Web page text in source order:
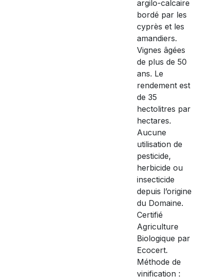
argilo-calcaire
bordé par les
cyprès et les
amandiers.
Vignes âgées
de plus de 50
ans. Le
rendement est
de 35
hectolitres par
hectares.
Aucune
utilisation de
pesticide,
herbicide ou
insecticide
depuis l’origine
du Domaine.
Certifié
Agriculture
Biologique par
Ecocert.
Méthode de
vinification :